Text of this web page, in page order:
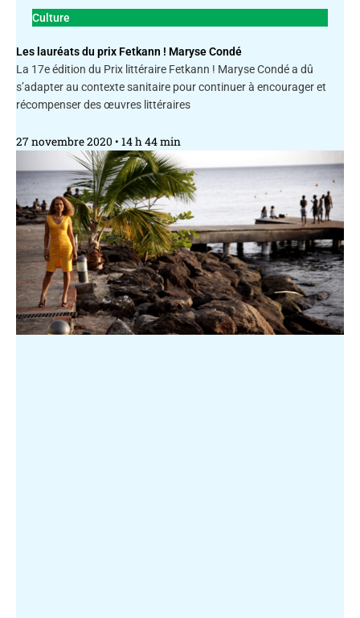
Culture
Les lauréats du prix Fetkann ! Maryse Condé
La 17e édition du Prix littéraire Fetkann ! Maryse Condé a dû
s’adapter au contexte sanitaire pour continuer à encourager et
récompenser des œuvres littéraires
27 novembre 2020 14 h 44 min